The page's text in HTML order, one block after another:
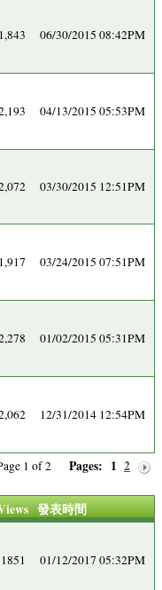
1,843 06/30/2015 08:42PM
04/13/2015 05:53PM
03/30/2015 12:51PM
1,917 03/24/2015 07:51PM
01/02/2015 05:31PM
12/31/2014 12:54PM
1 of 2 Pages: 1 2
發表時間
1851 01/12/2017 05:32PM